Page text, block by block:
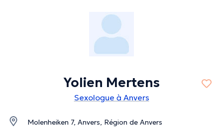
Yolien Mertens
Sexologue à Anvers
Molenheiken 7, Anvers, Région de Anvers